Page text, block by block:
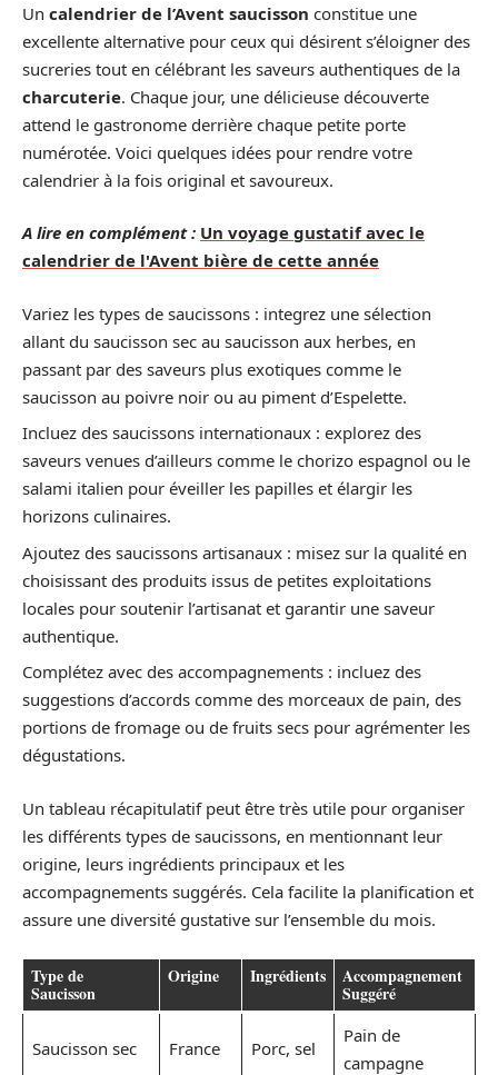
Un calendrier de l’Avent saucisson constitue une
excellente alternative pour ceux qui désirent s’éloigner des
sucreries tout en célébrant les saveurs authentiques de la
charcuterie. Chaque jour, une délicieuse découverte
attend le gastronome derrière chaque petite porte
numérotée. Voici quelques idées pour rendre votre
calendrier à la fois original et savoureux.
A lire en complément : Un voyage gustatif avec le
calendrier de l'Avent bière de cette année
Variez les types de saucissons : integrez une sélection
allant du saucisson sec au saucisson aux herbes, en
passant par des saveurs plus exotiques comme le
saucisson au poivre noir ou au piment d’Espelette.
Incluez des saucissons internationaux : explorez des
saveurs venues d’ailleurs comme le chorizo espagnol ou le
salami italien pour éveiller les papilles et élargir les
horizons culinaires.
Ajoutez des saucissons artisanaux : misez sur la qualité en
choisissant des produits issus de petites exploitations
locales pour soutenir l’artisanat et garantir une saveur
authentique.
Complétez avec des accompagnements : incluez des
suggestions d’accords comme des morceaux de pain, des
portions de fromage ou de fruits secs pour agrémenter les
dégustations.
Un tableau récapitulatif peut être très utile pour organiser
les différents types de saucissons, en mentionnant leur
origine, leurs ingrédients principaux et les
accompagnements suggérés. Cela facilite la planification et
assure une diversité gustative sur l’ensemble du mois.
Type de
Saucisson
Origine Ingrédients Accompagnement
Suggéré
Saucisson sec France Porc, sel
Pain de
campagne